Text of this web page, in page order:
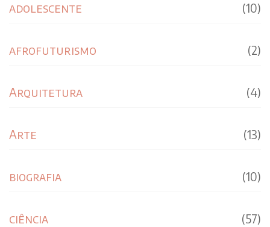
adolescente (10)
afrofuturismo (2)
Arquitetura (4)
Arte (13)
biografia (10)
ciência (57)